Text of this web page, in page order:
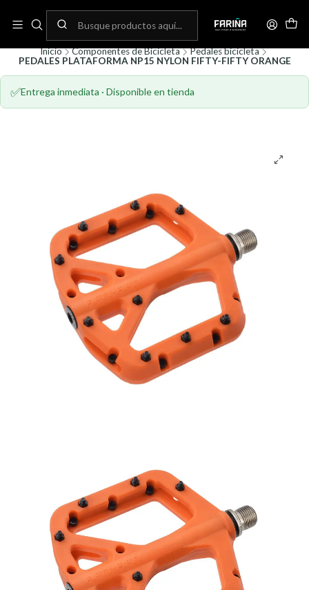
Envíos gratis por compras sobre 80.000! (No aplica para bicicletas)
Inicio Componentes de Bicicleta
Pedales bicicleta
PEDALES PLATAFORMA NP15 NYLON FIFTY-FIFTY ORANGE
✅Entrega inmediata · Disponible en tienda